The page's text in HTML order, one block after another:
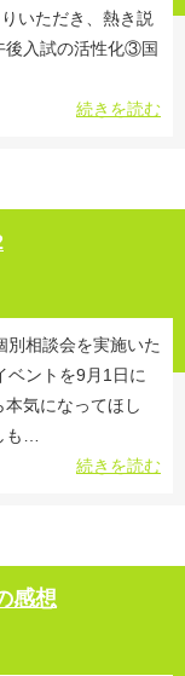
いただき、熱き説
入試の活性化③国
続きを読む
別相談会を実施いた
ベントを9月1日に
気になってほし
も…
続きを読む
感想